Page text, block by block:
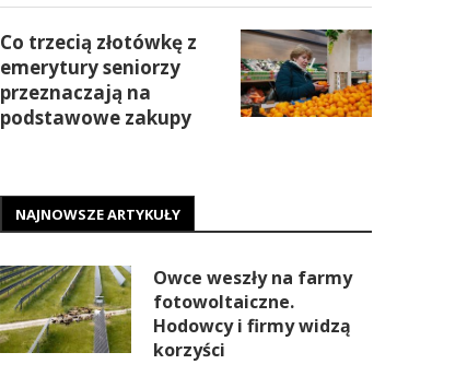
Co trzecią złotówkę z
emerytury seniorzy
przeznaczają na
podstawowe zakupy
NAJNOWSZE ARTYKUŁY
Owce weszły na farmy
fotowoltaiczne.
Hodowcy i firmy widzą
korzyści